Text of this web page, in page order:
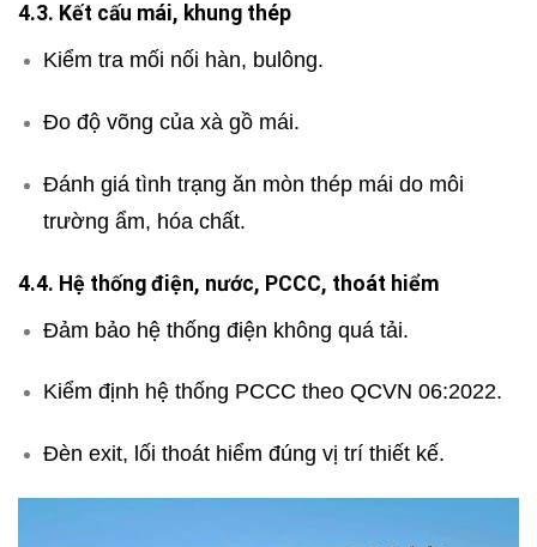
4.3. Kết cấu mái, khung thép
Kiểm tra mối nối hàn, bulông.
Đo độ võng của xà gồ mái.
Đánh giá tình trạng ăn mòn thép mái do môi
trường ẩm, hóa chất.
4.4. Hệ thống điện, nước, PCCC, thoát hiểm
Đảm bảo hệ thống điện không quá tải.
Kiểm định hệ thống PCCC theo QCVN 06:2022.
Đèn exit, lối thoát hiểm đúng vị trí thiết kế.